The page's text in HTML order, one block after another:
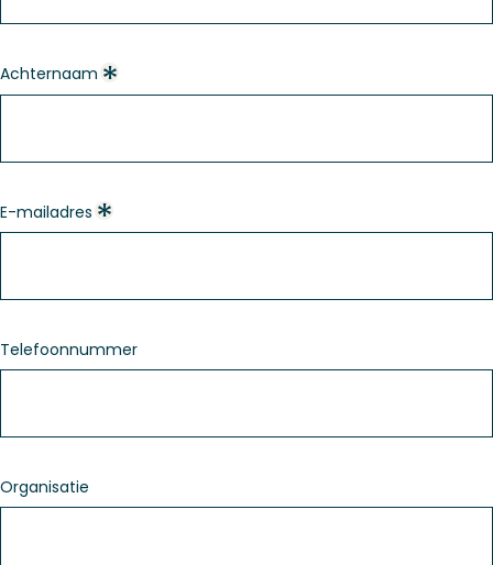
Achternaam
E-mailadres
Telefoonnummer
Organisatie